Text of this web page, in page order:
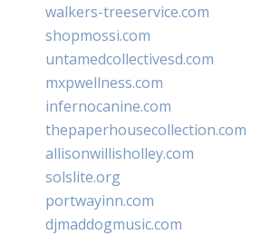
walkers-treeservice.com
shopmossi.com
untamedcollectivesd.com
mxpwellness.com
infernocanine.com
thepaperhousecollection.com
allisonwillisholley.com
solslite.org
portwayinn.com
djmaddogmusic.com